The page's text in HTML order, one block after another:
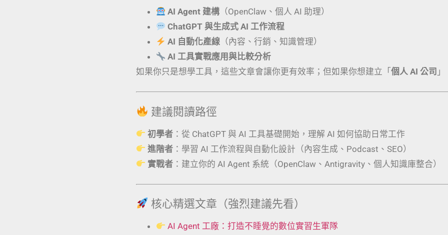
AI Agent 建構 （OpenClaw、個人 AI 助理）
ChatGPT 與生成式 AI 工作流程
AI 自動化產線 （內容、行銷、知識管理）
AI 工具實戰應用與比較分析
如果你只是想學工具，這些文章會讓你更有效率；但如果你想建立「 個人 AI 公司
建議閱讀路徑
初學者 ：從 ChatGPT 與 AI 工具基礎開始，理解 AI 如何協助日常工作
進階者 ：學習 AI 工作流程與自動化設計（內容生成、Podcast、SEO）
實戰者 ：建立你的 AI Agent 系統（OpenClaw、Antigravity、個人知識庫整合）
核心精選文章（強烈建議先看）
AI Agent 工廠：打造不睡覺的數位實習生軍隊